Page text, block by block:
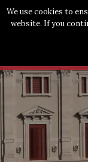
Servizi
Location
Gallery
We use cookies to
website. If you